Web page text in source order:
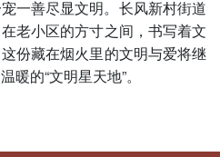
一善尽显文明。长风新村街道
老小区的方寸之间，书写着文
份藏在烟火里的文明与爱将继
的“文明星天地”。